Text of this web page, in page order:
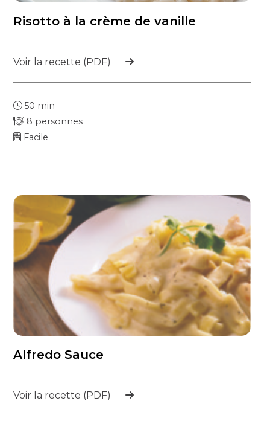
Risotto à la crème de vanille
Voir la recette (PDF)
50 min
8 personnes
Facile
Alfredo Sauce
Voir la recette (PDF)